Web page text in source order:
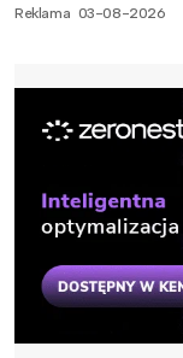
Reklama 03-08-2026